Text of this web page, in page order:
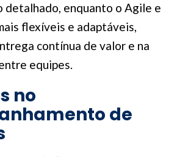
detalhado, enquanto o Agile e
flexíveis e adaptáveis,
contínua de valor e na
equipes.
no
de